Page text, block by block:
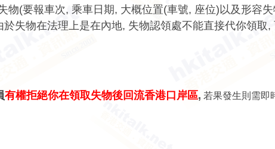
物(要報車次, 乘車日期, 大概位置(車號, 座位)以及形容
於失物在法理上是在內地, 失物認領處不能直接代你領取,
有權拒絕你在領取失物後回流香港口岸區, 若果發生則需即